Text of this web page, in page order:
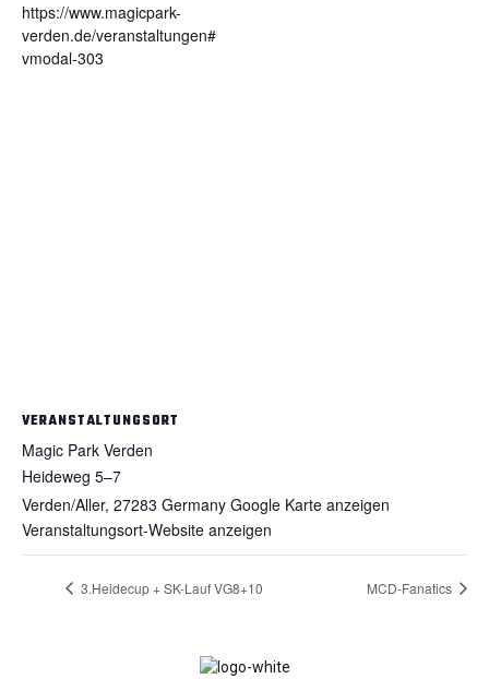
https://www.magicpark-
verden.de/veranstaltungen#
vmodal-303
VERANSTALTUNGSORT
Magic Park Verden
Heideweg 5–7
Verden/Aller, 27283 Germany Google Karte anzeigen
Veranstaltungsort-Website anzeigen
3.Heidecup + SK-Lauf VG8+10 MCD-Fanatics